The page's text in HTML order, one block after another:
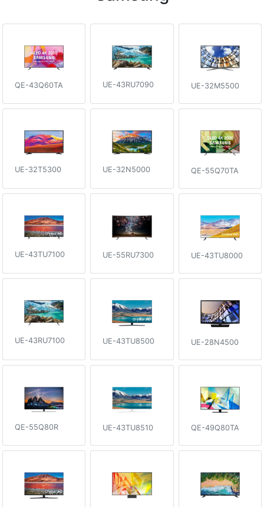
QE-43Q60TA UE-43RU7090 UE-32M5500
UE-32T5300 UE-32N5000 QE-55Q70TA
UE-43TU7100 UE-55RU7300 UE-43TU8000
UE-43RU7100 UE-43TU8500 UE-28N4500
QE-55Q80R UE-43TU8510 QE-49Q80TA